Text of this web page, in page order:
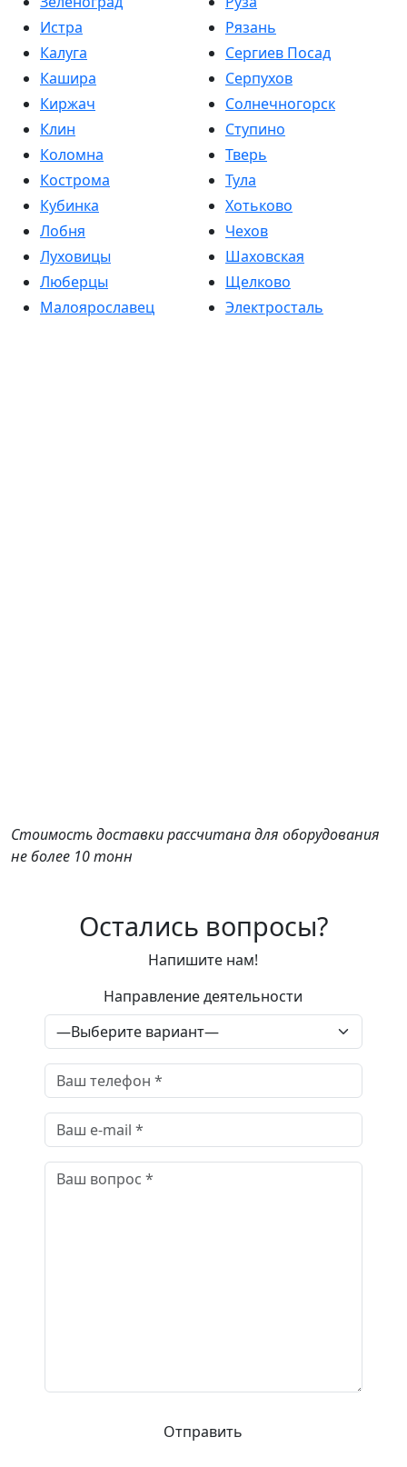
Истра
Калуга
Кашира
Киржач
Клин
Коломна
Кострома
Кубинка
Лобня
Луховицы
Люберцы
Малоярославец
Рязань
Сергиев Посад
Серпухов
Солнечногорск
Ступино
Тверь
Тула
Хотьково
Чехов
Шаховская
Щелково
Электросталь
Стоимость доставки рассчитана для оборудования
не более 10 тонн
Остались вопросы?
Напишите нам!
Направление деятельности